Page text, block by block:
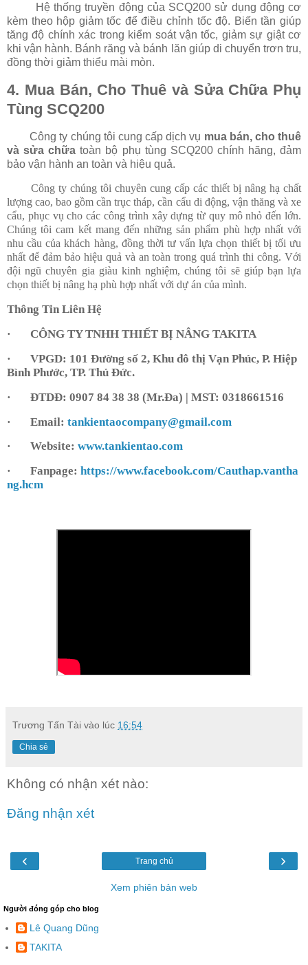
Hệ thống truyền động của SCQ200 sử dụng động cơ
kèm theo hộp giảm tốc để điều chỉnh tốc độ. Biến tần giúp
tăng độ chính xác trong kiểm soát vận tốc, giảm sự giật cơ
khi vận hành. Bánh răng và bánh lăn giúp di chuyển trơn tru,
đồng thời giảm thiểu mài mòn.
4. Mua Bán, Cho Thuê và Sửa Chữa Phụ
Tùng SCQ200
Công ty chúng tôi cung cấp dịch vụ mua bán, cho thuê
và sửa chữa toàn bộ phụ tùng SCQ200 chính hãng, đảm
bảo vận hành an toàn và hiệu quả.
Công ty chúng tôi chuyên cung cấp các thiết bị nâng hạ chất
lượng cao, bao gồm cần trục tháp, cần cẩu di động, vận thăng và xe
cẩu, phục vụ cho các công trình xây dựng từ quy mô nhỏ đến lớn.
Chúng tôi cam kết mang đến những sản phẩm phù hợp nhất với
nhu cầu của khách hàng, đồng thời tư vấn lựa chọn thiết bị tối ưu
nhất để đảm bảo hiệu quả và an toàn trong quá trình thi công. Với
đội ngũ chuyên gia giàu kinh nghiệm, chúng tôi sẽ giúp bạn lựa
chọn thiết bị nâng hạ phù hợp nhất với dự án của mình.
Thông Tin Liên Hệ
· CÔNG TY TNHH THIẾT BỊ NÂNG TAKITA
· VPGD: 101 Đường số 2, Khu đô thị Vạn Phúc, P. Hiệp
Bình Phước, TP. Thủ Đức.
· ĐTDĐ: 0907 84 38 38 (Mr.Đa) | MST: 0318661516
· Email: tankientaocompany@gmail.com
· Website: www.tankientao.com
· Fanpage: https://www.facebook.com/Cauthap.vantha
ng.hcm
Trương Tấn Tài vào lúc 16:54
Chia sẻ
Không có nhận xét nào:
Đăng nhận xét
‹ ›
Trang chủ
Xem phiên bản web
Người đóng góp cho blog
Lê Quang Dũng
TAKITA